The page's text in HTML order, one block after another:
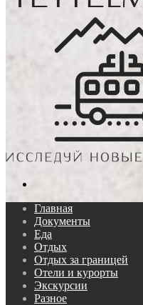
Главная
Документы
Еда
Отдых
Отдых за границей
Отели и курорты
Экскурсии
Разное